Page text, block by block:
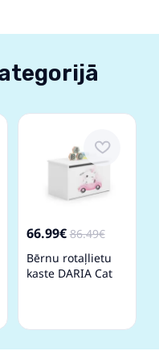
66.99€ 86.49€
Bērnu rotaļlietu
kaste DARIA Cat